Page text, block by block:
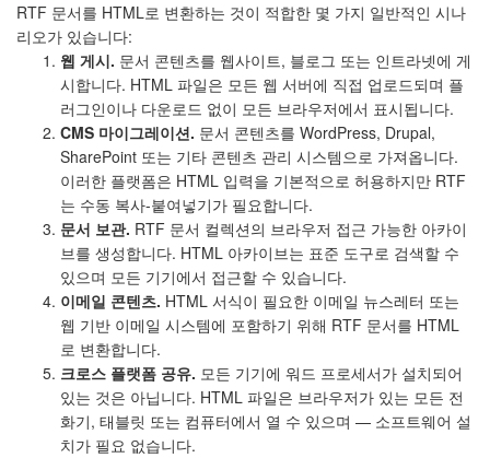
RTF 문서를 HTML로 변환하는 것이 적합한 몇 가지 일반적인 시나
리오가 있습니다:
웹 게시. 문서 콘텐츠를 웹사이트, 블로그 또는 인트라넷에 게
시합니다. HTML 파일은 모든 웹 서버에 직접 업로드되며 플
러그인이나 다운로드 없이 모든 브라우저에서 표시됩니다.
CMS 마이그레이션. 문서 콘텐츠를 WordPress, Drupal,
SharePoint 또는 기타 콘텐츠 관리 시스템으로 가져옵니다.
이러한 플랫폼은 HTML 입력을 기본적으로 허용하지만 RTF
는 수동 복사-붙여넣기가 필요합니다.
문서 보관. RTF 문서 컬렉션의 브라우저 접근 가능한 아카이
브를 생성합니다. HTML 아카이브는 표준 도구로 검색할 수
있으며 모든 기기에서 접근할 수 있습니다.
이메일 콘텐츠. HTML 서식이 필요한 이메일 뉴스레터 또는
웹 기반 이메일 시스템에 포함하기 위해 RTF 문서를 HTML
로 변환합니다.
크로스 플랫폼 공유. 모든 기기에 워드 프로세서가 설치되어
있는 것은 아닙니다. HTML 파일은 브라우저가 있는 모든 전
화기, 태블릿 또는 컴퓨터에서 열 수 있으며 — 소프트웨어 설
치가 필요 없습니다.